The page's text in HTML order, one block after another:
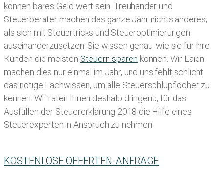
können bares Geld wert sein. Treuhänder und
Steuerberater machen das ganze Jahr nichts anderes,
als sich mit Steuertricks und Steueroptimierungen
auseinanderzusetzen. Sie wissen genau, wie sie für ihre
Kunden die meisten Steuern sparen können. Wir Laien
machen dies nur einmal im Jahr, und uns fehlt schlicht
das nötige Fachwissen, um alle Steuerschlupflöcher zu
kennen. Wir raten Ihnen deshalb dringend, für das
Ausfüllen der Steuererklärung 2018 die Hilfe eines
Steuerexperten in Anspruch zu nehmen.
KOSTENLOSE OFFERTEN-ANFRAGE